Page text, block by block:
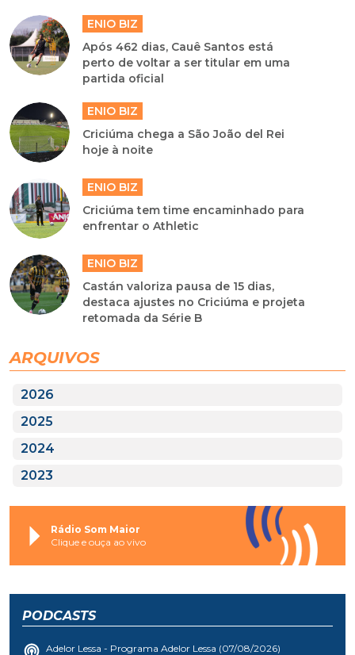
ENIO BIZ
Após 462 dias, Cauê Santos está
perto de voltar a ser titular em uma
partida oficial
ENIO BIZ
Criciúma chega a São João del Rei
hoje à noite
ENIO BIZ
Criciúma tem time encaminhado para
enfrentar o Athletic
ENIO BIZ
Castán valoriza pausa de 15 dias,
destaca ajustes no Criciúma e projeta
retomada da Série B
ARQUIVOS
2026
2025
2024
2023
Rádio Som Maior
Clique e ouça ao vivo
PODCASTS
Adelor Lessa - Programa Adelor Lessa (07/08/2026)